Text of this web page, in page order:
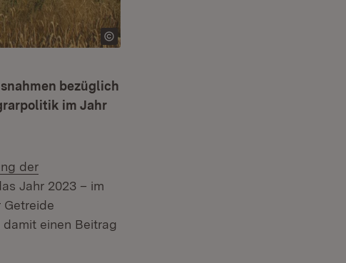
bezüglich
im Jahr
der
Jahr 2023 – im
in neuem Fenster)
Getreide
einen Beitrag